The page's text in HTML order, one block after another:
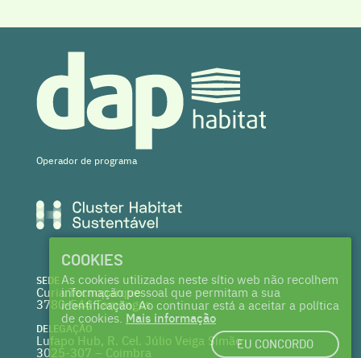
Operador de programa
SEDE
Curia Tecnoparque
3780-544 Tamengos
DELEGAÇÃO
Lufapo Hub, R. Cel. Júlio Veiga Simão
3025-307 – Coimbra
COOKIES
As cookies utilizadas neste sítio web não recolhem
informação pessoal que permitam a sua
identificação. Ao continuar está a aceitar a política
de cookies. Mais informação
EU CONCORDO